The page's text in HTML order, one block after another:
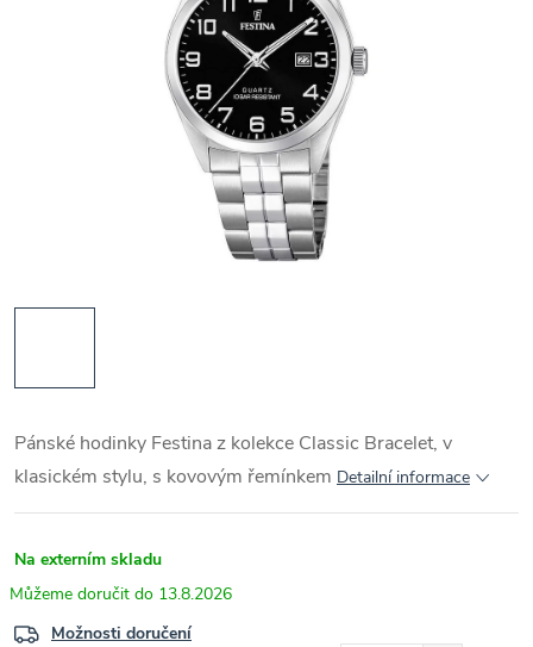
Pánské hodinky Festina z kolekce Classic Bracelet, v
klasickém stylu, s kovovým řemínkem Detailní informace
Na externím skladu
13.8.2026
Možnosti doručení